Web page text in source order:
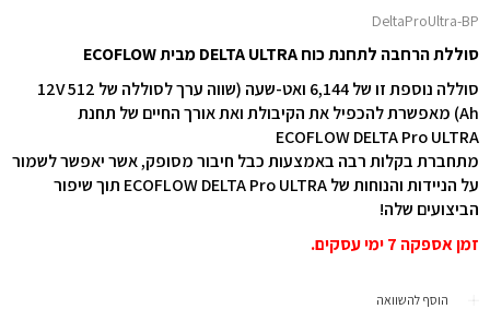
DeltaProUltra-BP
סוללת הרחבה לתחנת כוח DELTA ULTRA מבית ECOFLOW
סוללה נוספת זו של 6,144 ואט-שעה (שווה ערך לסוללה של 12V 512
Ah) מאפשרת להכפיל את הקיבולת ואת אורך החיים של תחנת
ECOFLOW DELTA Pro ULTRA
מתחברת בקלות רבה באמצעות כבל חיבור מסופק, אשר יאפשר לשמור
על הניידות והנוחות של ECOFLOW DELTA Pro ULTRA תוך שיפור
הביצועים שלה!
זמן אספקה 7 ימי עסקים.
הוסף להשוואה